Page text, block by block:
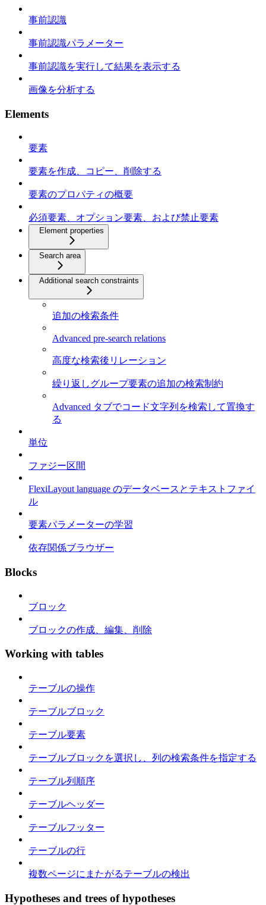
事前認識
事前認識パラメーター
事前認識を実行して結果を表示する
画像を分析する
Elements
要素
要素を作成、コピー、削除する
要素のプロパティの概要
必須要素、オプション要素、および禁止要素
Element properties
Search area
Additional search constraints
追加の検索条件
Advanced pre-search relations
高度な検索後リレーション
繰り返しグループ要素の追加の検索制約
Advanced タブでコード文字列を検索して置換す
る
単位
ファジー区間
FlexiLayout language のデータベースとテキストファイ
ル
要素パラメーターの学習
依存関係ブラウザー
Blocks
ブロック
ブロックの作成、編集、削除
Working with tables
テーブルの操作
テーブルブロック
テーブル要素
テーブルブロックを選択し、列の検索条件を指定する
テーブル列順序
テーブルヘッダー
テーブルフッター
テーブルの行
複数ページにまたがるテーブルの検出
Hypotheses and trees of hypotheses